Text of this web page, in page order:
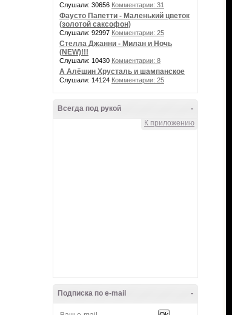
Слушали: 30656 Комментарии: 31
Фаусто Папетти - Маленький цветок
(золотой саксофон)
Слушали: 92997 Комментарии: 25
Стелла Джанни - Милан и Ночь
(NEW)!!!
Слушали: 10430 Комментарии: 8
А Алёшин Хрусталь и шампанское
Слушали: 14124 Комментарии: 25
-
Всегда под рукой
К приложению
-
Подписка по e-mail